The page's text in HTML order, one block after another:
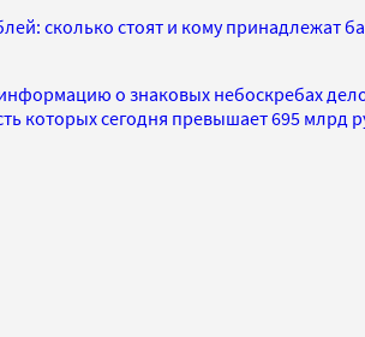
сколько стоят и кому принадлежат
о знаковых небоскребах
которых сегодня превышает 695 млрд